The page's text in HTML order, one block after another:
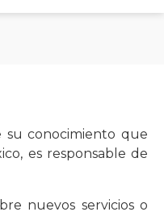
su conocimiento que
es responsable de
nuevos servicios o